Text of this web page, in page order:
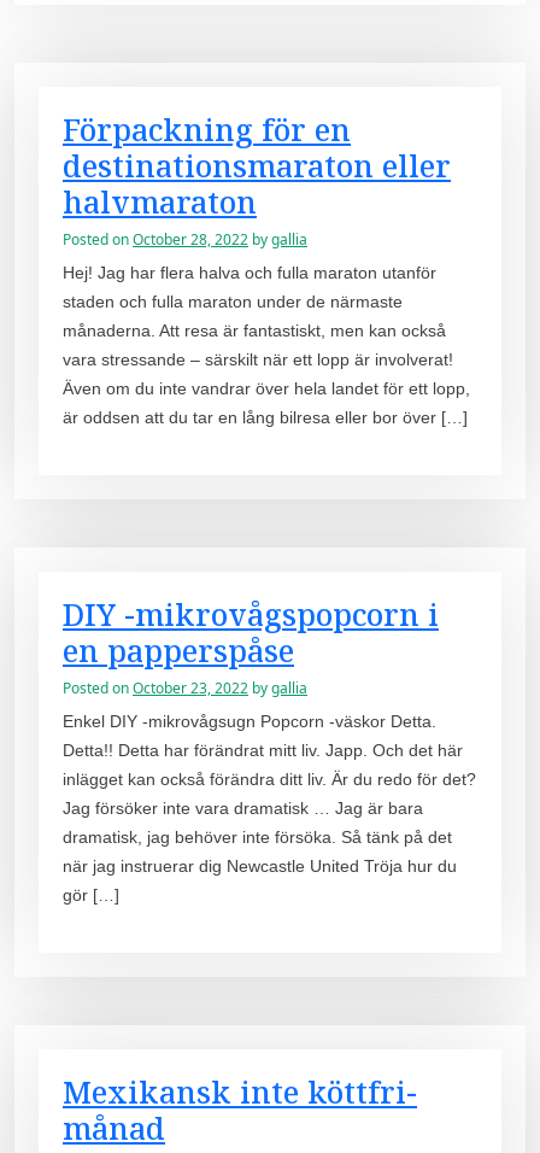
Förpackning för en
destinationsmaraton eller
halvmaraton
Posted onOctober 28, 2022 bygallia
Hej! Jag har flera halva och fulla maraton utanför
staden och fulla maraton under de närmaste
månaderna. Att resa är fantastiskt, men kan också
vara stressande – särskilt när ett lopp är involverat!
Även om du inte vandrar över hela landet för ett lopp,
är oddsen att du tar en lång bilresa eller bor över […]
DIY -mikrovågspopcorn i
en papperspåse
Posted onOctober 23, 2022 bygallia
Enkel DIY -mikrovågsugn Popcorn -väskor Detta.
Detta!! Detta har förändrat mitt liv. Japp. Och det här
inlägget kan också förändra ditt liv. Är du redo för det?
Jag försöker inte vara dramatisk … Jag är bara
dramatisk, jag behöver inte försöka. Så tänk på det
när jag instruerar dig Newcastle United Tröja hur du
gör […]
Mexikansk inte köttfri-
månad